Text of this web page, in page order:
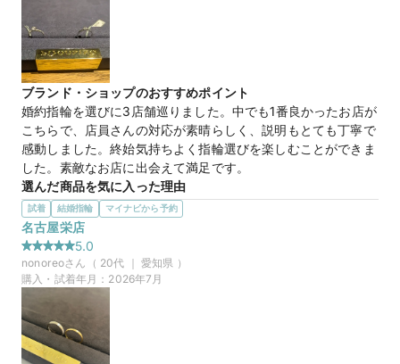
商品名 プエンテ
マイナビ限定 来店特典
この店舗のおすすめ特典情報
WEB来店予約で、マイナビとBIJOUPIKOから ¥16,000分の電子マ
ネー＆金券プレゼント！
ブランド・ショップのおすすめポイント
婚約指輪を選びに3店舗巡りました。中でも1番良かったお店が
こちらで、店員さんの対応が素晴らしく、説明もとても丁寧で
感動しました。終始気持ちよく指輪選びを楽しむことができま
した。素敵なお店に出会えて満足です。
選んだ商品を気に入った理由
箱のデザインが素敵で、ダイヤを個別に選べるシステムも魅力
的でした！取扱商品のラインナップも豊富で、たくさんの指輪
を見比べられたのが良かったです。自分たちのこだわりに寄り
添ってくれる最高のお店で、理想の指輪に出会えました。
価格帯
マイナビ限定 来店特典
試着 結婚指輪 マイナビから予約
名古屋栄店
5.0
nonoreoさん（ 20代 ｜ 愛知県 ）
購入・試着年月： 2026年7月